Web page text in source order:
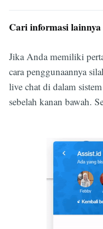
Cari informasi
Jika Anda memiliki
cara penggunaannya
live chat di dalam
sebelah kanan bawah.